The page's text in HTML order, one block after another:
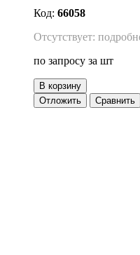
Код: 66058
Отсутствует:
по запросу за шт
В корзину
Отложить
Сравнить